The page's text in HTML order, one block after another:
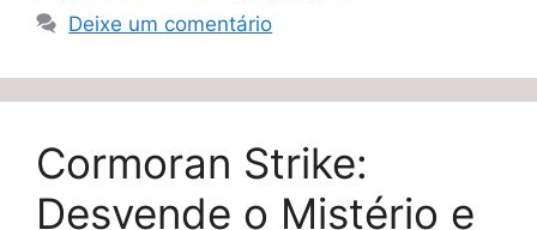
Deixe um comentário
Cormoran Strike:
Desvende o Mistério e